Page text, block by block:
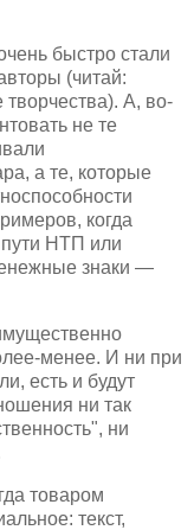
быстро стали
(читай:
творчества). А, во-
не те
а те, которые
когда
пути НТП или
знаки —
менее. И ни при
есть и будут
ни так
ни
товаром
текст,